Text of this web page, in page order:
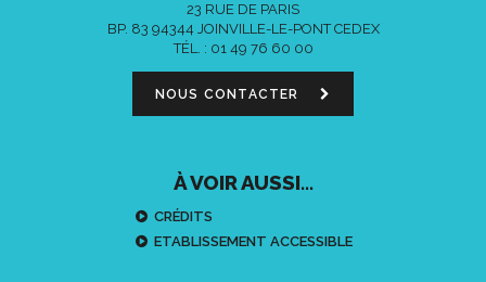
23 RUE DE PARIS
BP. 83 94344 JOINVILLE-LE-PONT CEDEX
TÉL. : 01 49 76 60 00
NOUS CONTACTER
À VOIR AUSSI...
CRÉDITS
ETABLISSEMENT ACCESSIBLE